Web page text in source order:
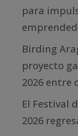
para
Birding
proyecto
2026 entre
El Festival
2026